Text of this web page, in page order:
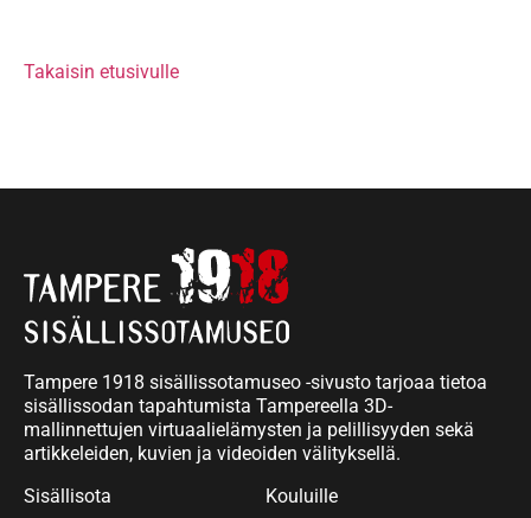
Takaisin etusivulle
Tampere 1918 sisällissotamuseo -sivusto tarjoaa tietoa
sisällissodan tapahtumista Tampereella 3D-
mallinnettujen virtuaalielämysten ja pelillisyyden sekä
artikkeleiden, kuvien ja videoiden välityksellä.
Sisällisota
Kouluille